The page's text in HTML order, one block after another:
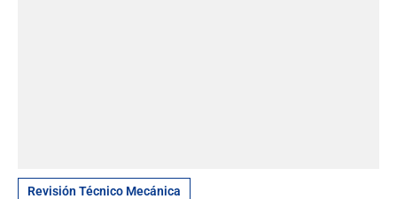
Revisión Técnico Mecánica